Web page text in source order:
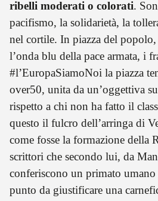
ribelli moderati o colorati.
pacifismo, la solidarietà, la
nel cortile. In piazza del popolo,
l’onda blu della pace armata, i
#l’EuropaSiamoNoi la piazza
over50, unita da un’oggettiva
rispetto a chi non ha fatto il
questo il fulcro dell’arringa di
come fosse la formazione della
scrittori che secondo lui, da
conferiscono un primato
punto da giustificare una